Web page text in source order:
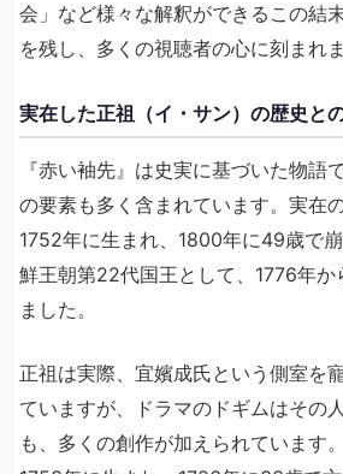
会」など様々な解釈ができるこの結
を残し、多くの視聴者の心に刻まれま
実在した正祖（イ・サン）の歴史と
『赤い袖先』は史実に基づいた物語
の要素も多く含まれています。実在
1752年に生まれ、1800年に49歳で
鮮王朝第22代国王として、1776年か
ました。
正祖は実際、宜嬪成氏という側室を
ていますが、ドラマのドギムはその
も、多くの創作が加えられています